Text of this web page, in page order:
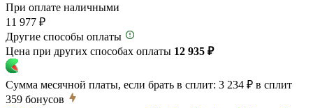
При оплате наличными
11 977 ₽
Другие способы оплаты
Цена при других способах оплаты 12 935 ₽
Сумма месячной платы, если брать в сплит: 3 234 ₽ в сплит
359 бонусов